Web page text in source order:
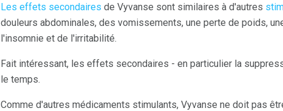
Les effets secondaires de Vyvanse sont similaires à d'autres
douleurs abdominales, des vomissements, une perte de poids,
l'insomnie et de l'irritabilité.
Fait intéressant, les effets secondaires - en particulier la
le temps.
Comme d'autres médicaments stimulants, Vyvanse ne doit pas